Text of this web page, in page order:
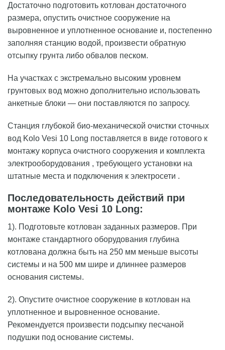
Достаточно подготовить котлован достаточного
размера, опустить очистное сооружение на
выровненное и уплотненное основание и, постепенно
заполняя станцию водой, произвести обратную
отсыпку грунта либо обвалов песком.
На участках с экстремально высоким уровнем
грунтовых вод можно дополнительно использовать
анкетные блоки — они поставляются по запросу.
Станция глубокой био-механической очистки сточных
вод Kolo Vesi 10 Long поставляется в виде готового к
монтажу корпуса очистного сооружения и комплекта
электрооборудования , требующего установки на
штатные места и подключения к электросети .
Последовательность действий при
монтаже Kolo Vesi 10 Long:
1). Подготовьте котлован заданных размеров. При
монтаже стандартного оборудования глубина
котлована должна быть на 250 мм меньше высоты
системы и на 500 мм шире и длиннее размеров
основания системы.
2). Опустите очистное сооружение в котлован на
уплотненное и выровненное основание.
Рекомендуется произвести подсыпку песчаной
подушки под основание системы.